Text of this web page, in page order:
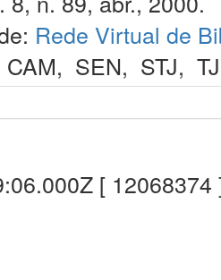
Rede Virtual de
CAM, SEN, STJ,
[ 12068374